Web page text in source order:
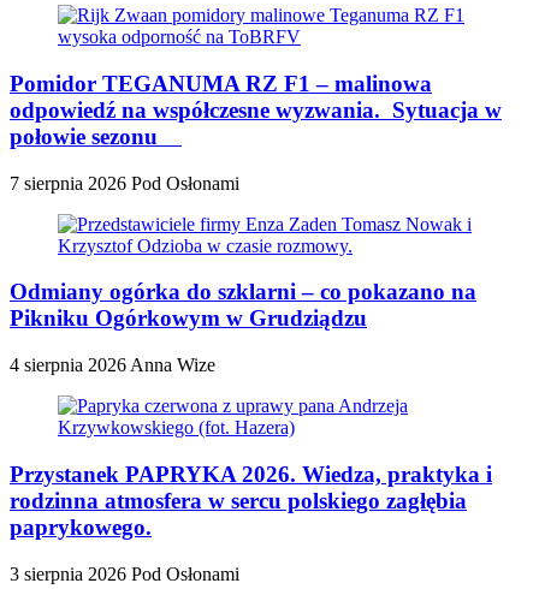
Pomidor TEGANUMA RZ F1 – malinowa
odpowiedź na współczesne wyzwania. Sytuacja w
połowie sezonu
7 sierpnia 2026 Pod Osłonami
Odmiany ogórka do szklarni – co pokazano na
Pikniku Ogórkowym w Grudziądzu
4 sierpnia 2026 Anna Wize
Przystanek PAPRYKA 2026. Wiedza, praktyka i
rodzinna atmosfera w sercu polskiego zagłębia
paprykowego.
3 sierpnia 2026 Pod Osłonami